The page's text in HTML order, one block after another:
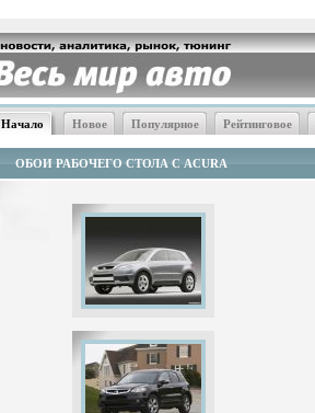
Начало Новое Популярное Рейтинговое
ОБОИ РАБОЧЕГО СТОЛА С ACURA